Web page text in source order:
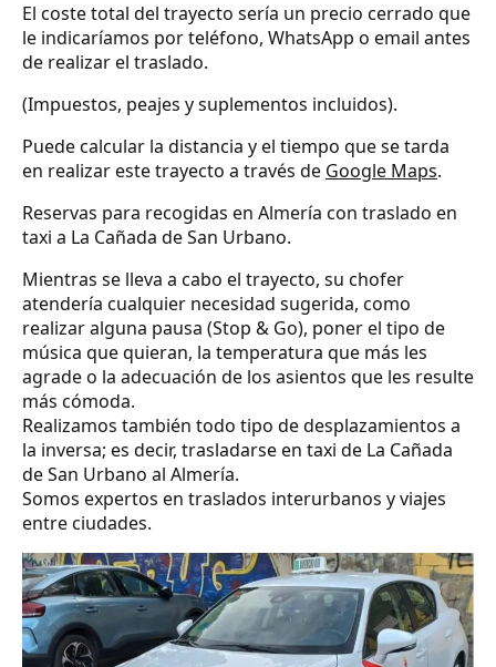
El coste total del trayecto sería un precio cerrado que
le indicaríamos por teléfono, WhatsApp o email antes
de realizar el traslado.
(Impuestos, peajes y suplementos incluidos).
Puede calcular la distancia y el tiempo que se tarda
en realizar este trayecto a través de Google Maps.
Reservas para recogidas en Almería con traslado en
taxi a La Cañada de San Urbano.
Mientras se lleva a cabo el trayecto, su chofer
atendería cualquier necesidad sugerida, como
realizar alguna pausa (Stop & Go), poner el tipo de
música que quieran, la temperatura que más les
agrade o la adecuación de los asientos que les resulte
más cómoda.
Realizamos también todo tipo de desplazamientos a
la inversa; es decir, trasladarse en taxi de La Cañada
de San Urbano al Almería.
Somos expertos en traslados interurbanos y viajes
entre ciudades.